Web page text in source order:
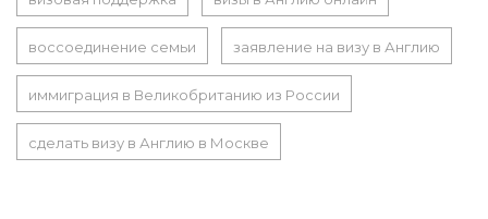
воссоединение семьи заявление на визу в Англию
иммиграция в Великобританию из России
сделать визу в Англию в Москве